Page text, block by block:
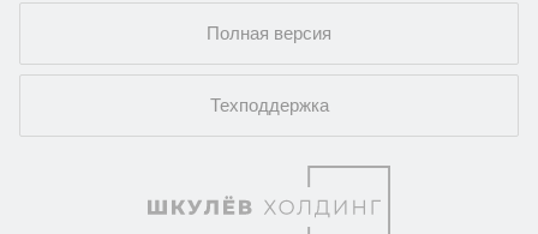
Полная версия
Техподдержка